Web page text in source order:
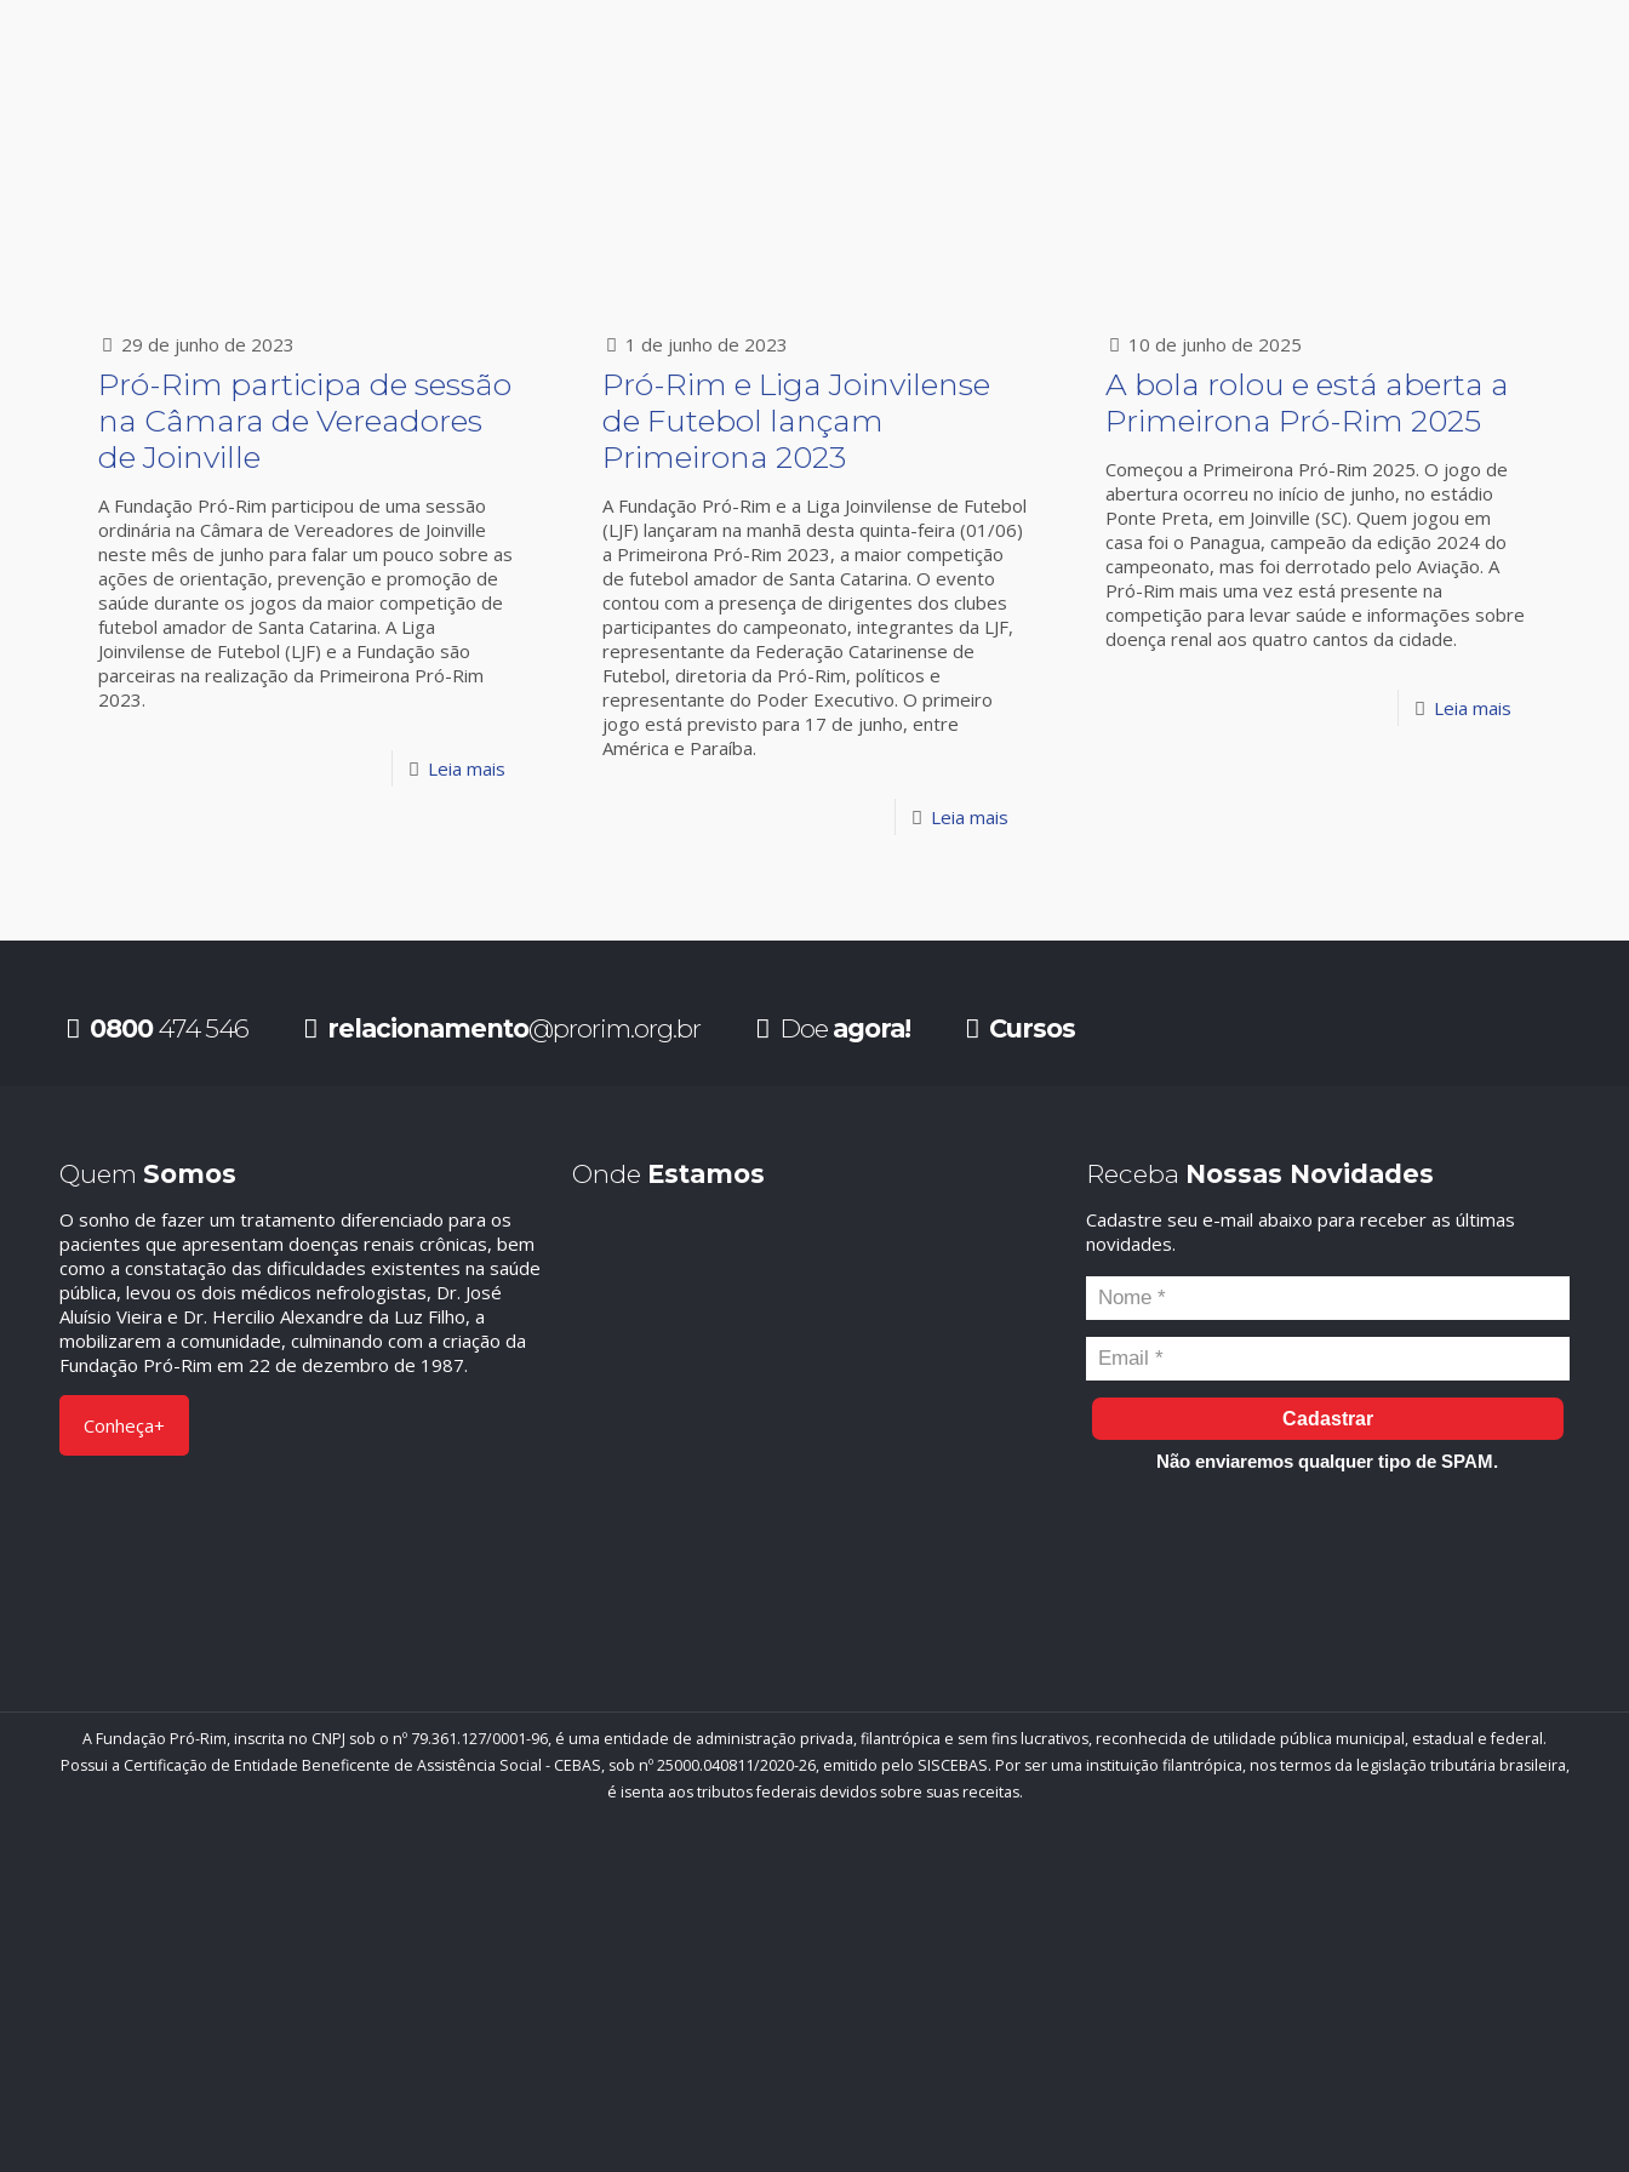
29 de junho de 2023
Pró-Rim participa de sessão
na Câmara de Vereadores
de Joinville
A Fundação Pró-Rim participou de uma sessão
ordinária na Câmara de Vereadores de Joinville
neste mês de junho para falar um pouco sobre as
ações de orientação, prevenção e promoção de
saúde durante os jogos da maior competição de
futebol amador de Santa Catarina. A Liga
Joinvilense de Futebol (LJF) e a Fundação são
parceiras na realização da Primeirona Pró-Rim
2023.
Leia mais
1 de junho de 2023
Pró-Rim e Liga Joinvilense
de Futebol lançam
Primeirona 2023
A Fundação Pró-Rim e a Liga Joinvilense de Futebol
(LJF) lançaram na manhã desta quinta-feira (01/06)
a Primeirona Pró-Rim 2023, a maior competição
de futebol amador de Santa Catarina. O evento
contou com a presença de dirigentes dos clubes
participantes do campeonato, integrantes da LJF,
representante da Federação Catarinense de
Futebol, diretoria da Pró-Rim, políticos e
representante do Poder Executivo. O primeiro
jogo está previsto para 17 de junho, entre
América e Paraíba.
Leia mais
10 de junho de 2025
A bola rolou e está aberta a
Primeirona Pró-Rim 2025
Começou a Primeirona Pró-Rim 2025. O jogo de
abertura ocorreu no início de junho, no estádio
Ponte Preta, em Joinville (SC). Quem jogou em
casa foi o Panagua, campeão da edição 2024 do
campeonato, mas foi derrotado pelo Aviação. A
Pró-Rim mais uma vez está presente na
competição para levar saúde e informações sobre
doença renal aos quatro cantos da cidade.
Leia mais
0800474 546 relacionamento@prorim.org.br Doe agora! Cursos
Quem Somos
O sonho de fazer um tratamento diferenciado para os
pacientes que apresentam doenças renais crônicas, bem
como a constatação das dificuldades existentes na saúde
pública, levou os dois médicos nefrologistas, Dr. José
Aluísio Vieira e Dr. Hercilio Alexandre da Luz Filho, a
mobilizarem a comunidade, culminando com a criação da
Fundação Pró-Rim em 22 de dezembro de 1987.
Conheça+
Onde Estamos Receba Nossas Novidades
Cadastre seu e-mail abaixo para receber as últimas
novidades.
Cadastrar
Não enviaremos qualquer tipo de SPAM.
A Fundação Pró-Rim, inscrita no CNPJ sob o nº 79.361.127/0001-96, é uma entidade de administração privada, filantrópica e sem fins lucrativos, reconhecida de utilidade pública municipal, estadual e federal.
Possui a Certificação de Entidade Beneficente de Assistência Social - CEBAS, sob nº 25000.040811/2020-26, emitido pelo SISCEBAS. Por ser uma instituição filantrópica, nos termos da legislação tributária brasileira,
é isenta aos tributos federais devidos sobre suas receitas.